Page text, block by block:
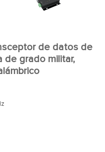
de datos de
de grado militar,